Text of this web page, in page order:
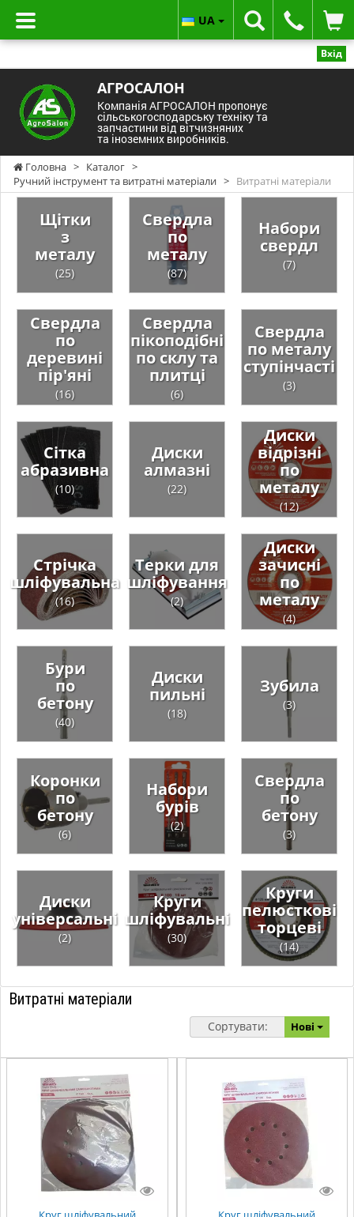
Вхід
АГРОСАЛОН
Компанія АГРОСАЛОН пропонує
сільськогосподарську техніку та
запчастини від вітчизняних
та іноземних виробників.
UA
Головна > Каталог >
Ручний інструмент та витратні матеріали > Витратні матеріали
Щітки
з
металу
(25)
Свердла
по
металу
(87)
Набори
свердл
(7)
Свердла
по
деревині
пір'яні
(16)
Свердла
пікоподібні
по склу та
плитці
(6)
Свердла
по металу
ступінчасті
(3)
Сітка
абразивна
(10)
Диски
алмазні
(22)
Диски
відрізні
по
металу
(12)
Стрічка
шліфувальна
(16)
Терки для
шліфування
(2)
Диски
зачисні
по
металу
(4)
Бури
по
бетону
(40)
Диски
пильні
(18)
Зубила
(3)
Коронки
по
бетону
(6)
Набори
бурів
(2)
Свердла
по
бетону
(3)
Диски
універсальні
(2)
Круги
шліфувальні
(30)
Круги
пелюсткові
торцеві
(14)
Витратні матеріали
Сортувати: Нові